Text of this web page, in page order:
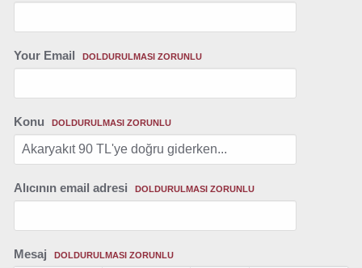
Your Email DOLDURULMASI ZORUNLU
Konu DOLDURULMASI ZORUNLU
Alıcının email adresi DOLDURULMASI ZORUNLU
Mesaj DOLDURULMASI ZORUNLU